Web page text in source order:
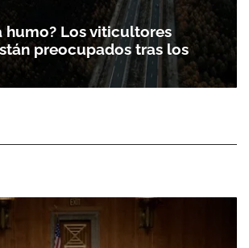
humo? Los viticultores
preocupados tras los